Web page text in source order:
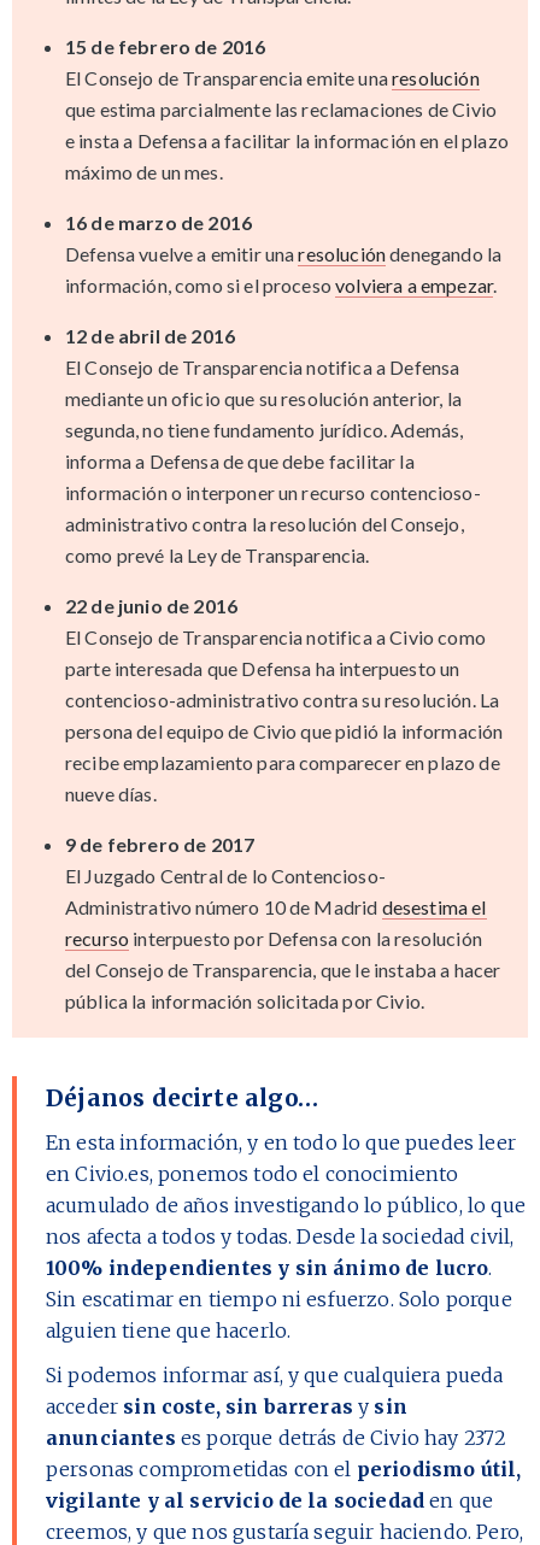
15 de febrero de 2016
El Consejo de Transparencia emite unaresolución
que estima parcialmente las reclamaciones de Civio
e insta a Defensa a facilitar la información en el plazo
máximo de un mes.
16 de marzo de 2016
Defensa vuelve a emitir unaresolucióndenegando la
información, como si el procesovolviera a empezar.
12 de abril de 2016
El Consejo de Transparencia notifica a Defensa
mediante un oficio que su resolución anterior, la
segunda, no tiene fundamento jurídico. Además,
informa a Defensa de que debe facilitar la
información o interponer un recurso contencioso-
administrativo contra la resolución del Consejo,
como prevé la Ley de Transparencia.
22 de junio de 2016
El Consejo de Transparencia notifica a Civio como
parte interesada que Defensa ha interpuesto un
contencioso-administrativo contra su resolución. La
persona del equipo de Civio que pidió la información
recibe emplazamiento para comparecer en plazo de
nueve días.
9 de febrero de 2017
El Juzgado Central de lo Contencioso-
Administrativo número 10 de Madrid desestima el
recurso interpuesto por Defensa con la resolución
del Consejo de Transparencia, que le instaba a hacer
pública la información solicitada por Civio.
Déjanos decirte algo…
En esta información, y en todo lo que puedes leer
en Civio.es, ponemos todo el conocimiento
acumulado de años investigando lo público, lo que
nos afecta a todos y todas. Desde la sociedad civil,
100% independientes y sin ánimo de lucro.
Sin escatimar en tiempo ni esfuerzo. Solo porque
alguien tiene que hacerlo.
Si podemos informar así, y que cualquiera pueda
acceder sin coste, sin barreras y sin
anunciantes es porque detrás de Civio hay 2372
personas comprometidas con el periodismo útil,
vigilante y al servicio de la sociedad en que
creemos, y que nos gustaría seguir haciendo. Pero,